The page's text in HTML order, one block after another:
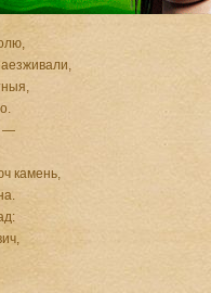
—
камень,